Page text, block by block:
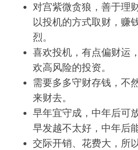
对宫紫微贪狼，善于理
以投机的方式取财，赚
烈。
喜欢投机，有点偏财运
欢高风险的投资。
需要多多守财存钱，不
来财去。
早年宜守成，中年后可
早发越不太好，中年后
交际开销、花费大，所